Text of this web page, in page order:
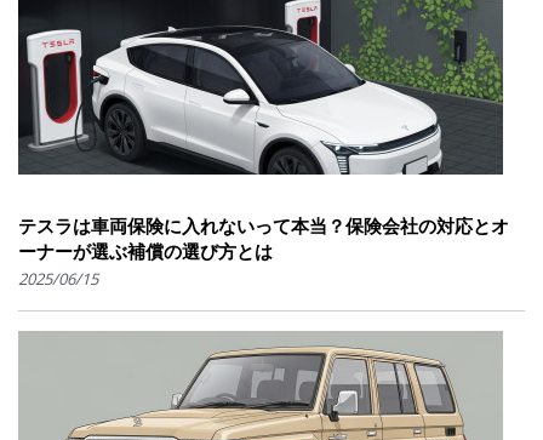
テスラは車両保険に入れないって本当？保険会社の対応とオ
ーナーが選ぶ補償の選び方とは
2025/06/15